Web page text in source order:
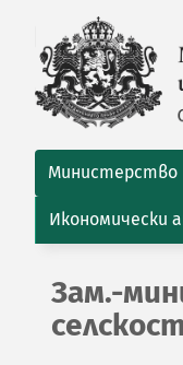
Министерство
Икономически
Зам.-